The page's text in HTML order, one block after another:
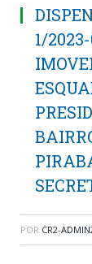
1/
POR CR2-